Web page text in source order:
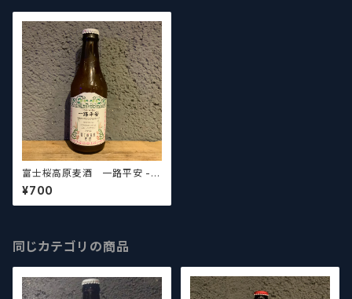
富士桜高原麦酒 一路平安 -S
abro- Fujizakura Kougen
Beer 【クラフトビール】
¥700
同じカテゴリの商品